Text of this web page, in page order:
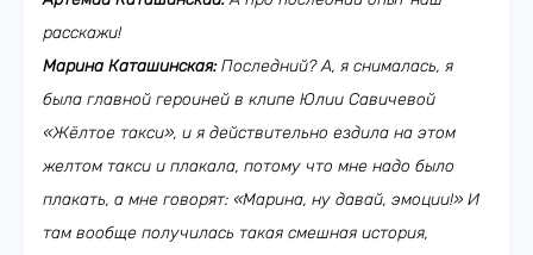
расскажи!
Марина Каташинская:Последний? А, я снималась, я
была главной героиней в клипе Юлии Савичевой
«Жёлтое такси», и я действительно ездила на этом
желтом такси и плакала, потому что мне надо было
плакать, а мне говорят: «Марина, ну давай, эмоции!» И
там вообще получилась такая смешная история,